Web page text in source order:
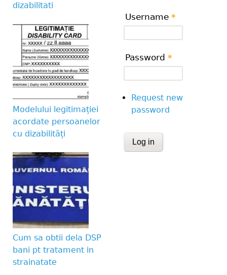
dizabilitati
Modelului legitimației
acordate persoanelor
cu dizabilități
Cum sa obtii dela DSP
bani pt tratament in
strainatate
Username *
Password *
Request new
password
CAPTCHA